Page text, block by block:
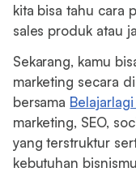
kita bisa tahu cara
sales produk atau
Sekarang, kamu
marketing secara
bersama
marketing, SEO,
yang terstruktur
kebutuhan